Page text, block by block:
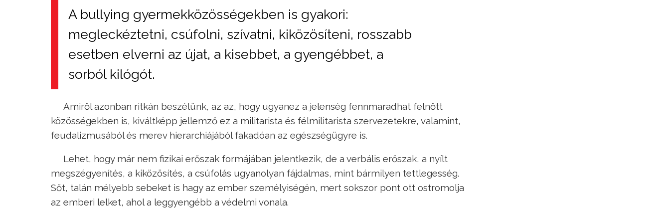
A bullying gyermekközösségekben is gyakori:
megleckéztetni, csúfolni, szívatni, kiközösíteni, rosszabb
esetben elverni az újat, a kisebbet, a gyengébbet, a
sorból kilógót.
Amiről azonban ritkán beszélünk, az az, hogy ugyanez a jelenség fennmaradhat felnőtt
közösségekben is, kiváltképp jellemző ez a militarista és félmilitarista szervezetekre, valamint,
feudalizmusából és merev hierarchiájából fakadóan az egészségügyre is.
Lehet, hogy már nem fizikai erőszak formájában jelentkezik, de a verbális erőszak, a nyílt
megszégyenítés, a kiközösítés, a csúfolás ugyanolyan fájdalmas, mint bármilyen tettlegesség.
Sőt, talán mélyebb sebeket is hagy az ember személyiségén, mert sokszor pont ott ostromolja
az emberi lelket, ahol a leggyengébb a védelmi vonala.